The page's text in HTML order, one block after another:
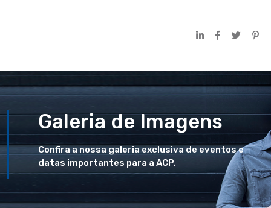
Galeria de Imagens
Confira a nossa galeria exclusiva de eventos e
datas importantes para a ACP.